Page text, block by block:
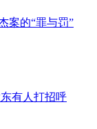
案的“罪与罚”
有人打招呼